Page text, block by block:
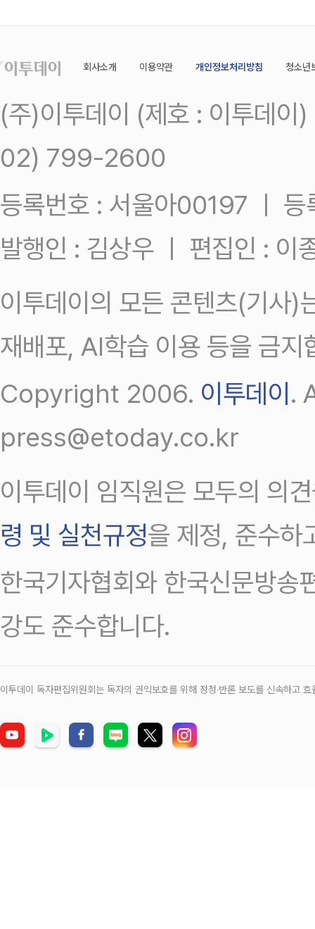
회사소개 이용약관 개인정보처리방침 청소년
(주)이투데이 (제호 : 이투데
02) 799-2600
등록번호 : 서울아00197 ㅣ
발행인 : 김상우 ㅣ 편집인 : 이
이투데이의 모든 콘텐츠(기사)
재배포, AI학습 이용 등을 금지
Copyright 2006. 이투데이 .
press@etoday.co.kr
이투데이 임직원은 모두의 의
령 및 실천규정을 제정, 준수하
한국기자협회와 한국신문방송
강도 준수합니다.
이투데이 독자편집위원회는 독자의 권익보호를 위해 정정‧반론 보도를 신속하고